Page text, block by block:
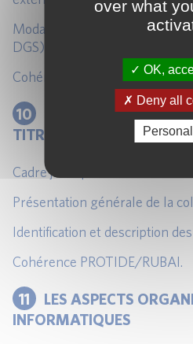
Modalités techniques de
DGS).
Cohérence RUBA/BDP.
10
LES STATISTIQUES
TITRES (PROTIDE)
Cadre juridique.
Présentation générale de la
Identification et description
Cohérence PROTIDE/RUBAI.
11
LES ASPECTS
INFORMATIQUES
over what
OK,
Deny all